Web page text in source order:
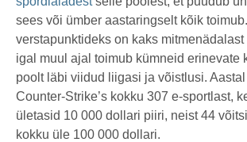
sees või ümber aastaringselt kõik
verstapunktideks on kaks mitmenädalast
igal muul ajal toimub kümneid erinevate
poolt läbi viidud liigasi ja võistlusi.
Counter-Strike’s kokku 307 e-sportlast,
ületasid 10 000 dollari piiri, neist 44
kokku üle 100 000 dollari.